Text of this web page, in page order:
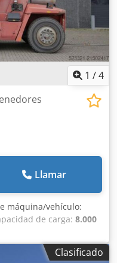
1 /4
Llamar
máquina/vehículo:
de carga: 8.000
4.100 mm, peso
de equipamientoClasificado